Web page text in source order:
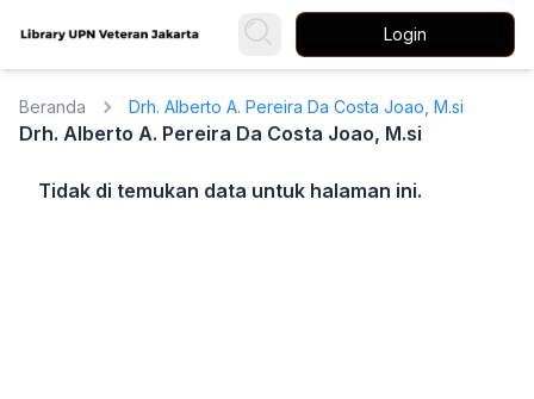
Login
Beranda Drh. Alberto A. Pereira Da Costa Joao, M.si
Drh. Alberto A. Pereira Da Costa Joao, M.si
Tidak di temukan data untuk halaman ini.